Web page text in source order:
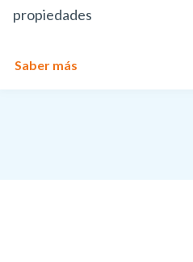
propiedades
Saber más